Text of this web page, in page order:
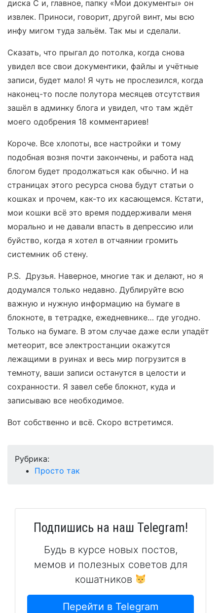
диска С и, главное, папку «Мои документы» он
извлек. Приноси, говорит, другой винт, мы всю
инфу мигом туда зальём. Так мы и сделали.
Сказать, что прыгал до потолка, когда снова
увидел все свои документики, файлы и учётные
записи, будет мало! Я чуть не прослезился, когда
наконец-то после полутора месяцев отсутствия
зашёл в админку блога и увидел, что там ждёт
моего одобрения 18 комментариев!
Короче. Все хлопоты, все настройки и тому
подобная возня почти закончены, и работа над
блогом будет продолжаться как обычно. И на
страницах этого ресурса снова будут статьи о
кошках и прочем, как-то их касающемся. Кстати,
мои кошки всё это время поддерживали меня
морально и не давали впасть в депрессию или
буйство, когда я хотел в отчаянии громить
системник об стену.
P.S. Друзья. Наверное, многие так и делают, но я
додумался только недавно. Дублируйте всю
важную и нужную информацию на бумаге в
блокноте, в тетрадке, ежедневнике… где угодно.
Только на бумаге. В этом случае даже если упадёт
метеорит, все электростанции окажутся
лежащими в руинах и весь мир погрузится в
темноту, ваши записи останутся в целости и
сохранности. Я завел себе блокнот, куда и
записываю все необходимое.
Вот собственно и всё. Скоро встретимся.
Рубрика:
Просто так
Подпишись на наш Telegram!
Будь в курсе новых постов,
мемов и полезных советов для
кошатников
Перейти в Telegram